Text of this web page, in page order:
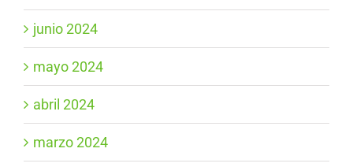
junio 2024
mayo 2024
abril 2024
marzo 2024